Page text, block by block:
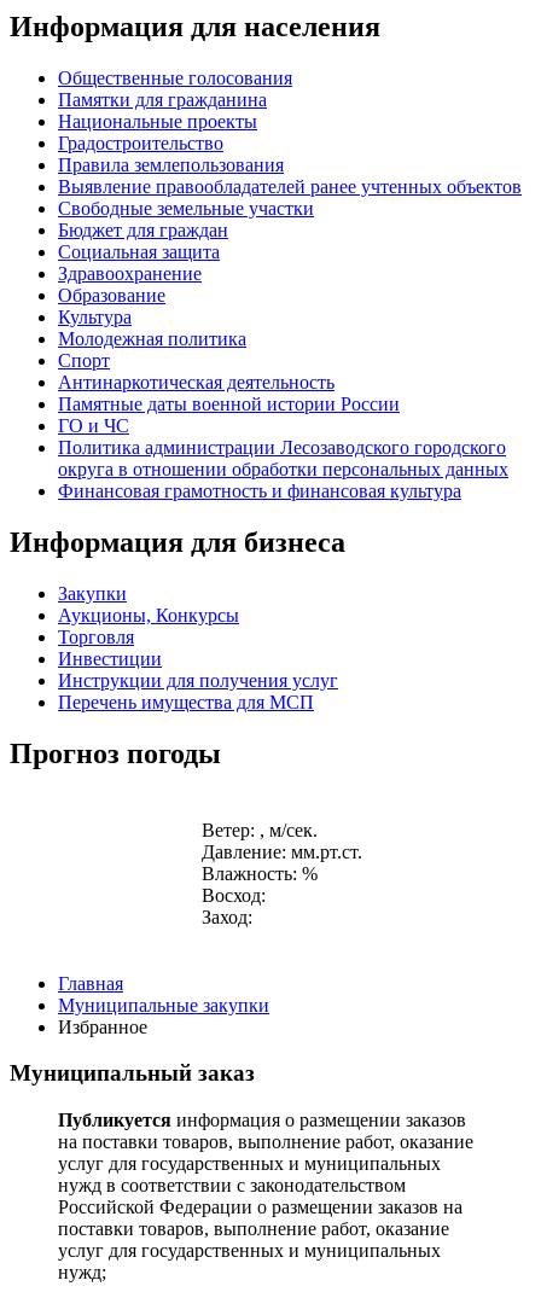
Информация для населения
Общественные голосования
Памятки для гражданина
Национальные проекты
Градостроительство
Правила землепользования
Выявление правообладателей ранее учтенных объектов
Свободные земельные участки
Бюджет для граждан
Социальная защита
Здравоохранение
Образование
Культура
Молодежная политика
Спорт
Антинаркотическая деятельность
Памятные даты военной истории России
ГО и ЧС
Политика администрации Лесозаводского городского
округа в отношении обработки персональных данных
Финансовая грамотность и финансовая культура
Информация для бизнеса
Закупки
Аукционы, Конкурсы
Торговля
Инвестиции
Инструкции для получения услуг
Перечень имущества для МСП
Прогноз погоды
Ветер: , м/сек.
Давление: мм.рт.ст.
Влажность: %
Восход:
Заход:
Главная
Муниципальные закупки
Избранное
Муниципальный заказ
Публикуется информация о размещении заказов
на поставки товаров, выполнение работ, оказание
услуг для государственных и муниципальных
нужд в соответствии с законодательством
Российской Федерации о размещении заказов на
поставки товаров, выполнение работ, оказание
услуг для государственных и муниципальных
нужд;